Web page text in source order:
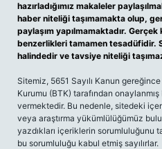
hazırladığımız makaleler
haber niteliği taşımamakta olup,
paylaşım yapılmamaktadır.
benzerlikleri tamamen tesadüfidir.
halindedir ve tavsiye niteliği
Sitemiz, 5651 Sayılı Kanun
Kurumu (BTK) tarafından
vermektedir. Bu nedenle, sitedeki
veya araştırma yükümlülüğümüz
yazdıkları içeriklerin sorumluluğunu
bu sorumluluğu kabul etmiş sayılırlar.